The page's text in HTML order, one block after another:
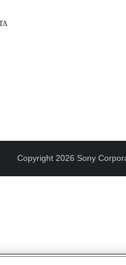
Copyright 2026 Sony